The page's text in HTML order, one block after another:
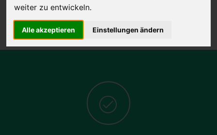
weiter zu entwickeln.
Alle akzeptieren Einstellungen ändern
Wir garantieren 100% Sicherheit.